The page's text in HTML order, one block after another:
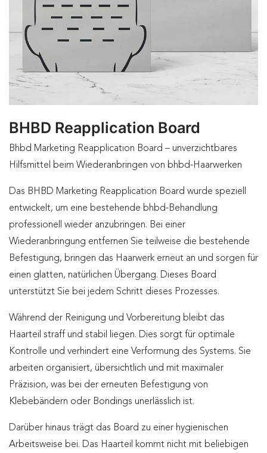
BHBD Reapplication Board
Bhbd Marketing Reapplication Board – unverzichtbares
Hilfsmittel beim Wiederanbringen von bhbd-Haarwerken
Das BHBD Marketing Reapplication Board wurde speziell
entwickelt, um eine bestehende bhbd-Behandlung
professionell wieder anzubringen. Bei einer
Wiederanbringung entfernen Sie teilweise die bestehende
Befestigung, bringen das Haarwerk erneut an und sorgen für
einen glatten, natürlichen Übergang. Dieses Board
unterstützt Sie bei jedem Schritt dieses Prozesses.
Während der Reinigung und Vorbereitung bleibt das
Haarteil straff und stabil liegen. Dies sorgt für optimale
Kontrolle und verhindert eine Verformung des Systems. Sie
arbeiten organisiert, übersichtlich und mit maximaler
Präzision, was bei der erneuten Befestigung von
Klebebändern oder Bondings unerlässlich ist.
Darüber hinaus trägt das Board zu einer hygienischen
Arbeitsweise bei. Das Haarteil kommt nicht mit beliebigen